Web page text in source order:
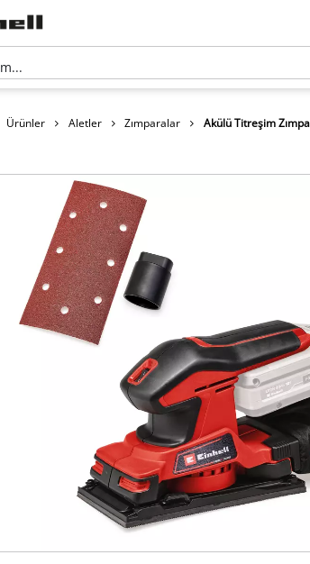
Ürünler Aletler Zımparalar Akülü Titreşim